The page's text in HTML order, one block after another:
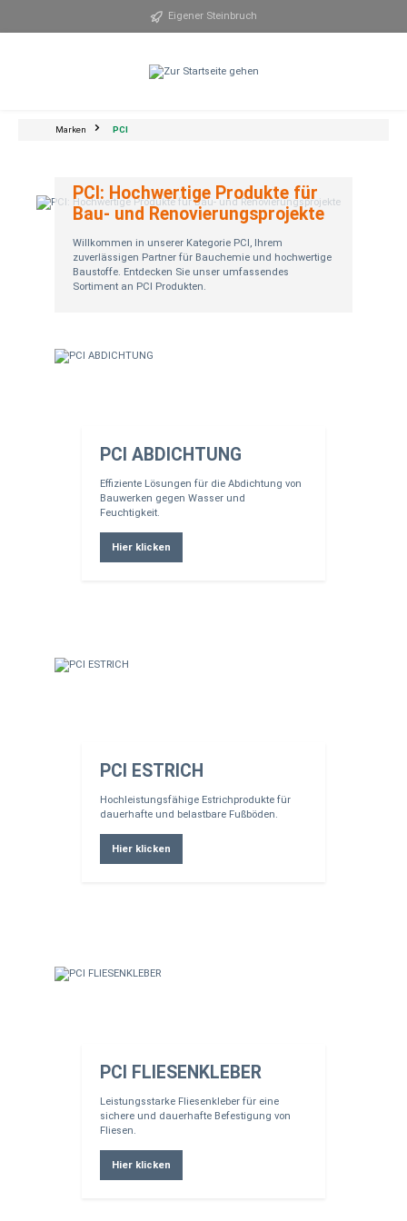
Eigener Steinbruch
Marken PCI
PCI: Hochwertige Produkte für
Bau- und Renovierungsprojekte
Willkommen in unserer Kategorie PCI, Ihrem
zuverlässigen Partner für Bauchemie und hochwertige
Baustoffe. Entdecken Sie unser umfassendes
Sortiment an PCI Produkten.
PCI ABDICHTUNG
Effiziente Lösungen für die Abdichtung von
Bauwerken gegen Wasser und
Feuchtigkeit.
Hier klicken
PCI ESTRICH
Hochleistungsfähige Estrichprodukte für
dauerhafte und belastbare Fußböden.
Hier klicken
PCI FLIESENKLEBER
Leistungsstarke Fliesenkleber für eine
sichere und dauerhafte Befestigung von
Fliesen.
Hier klicken